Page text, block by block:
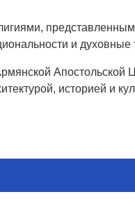
и духовные
Апостольской
историей и